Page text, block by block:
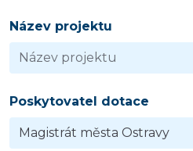
Název projektu
Poskytovatel dotace